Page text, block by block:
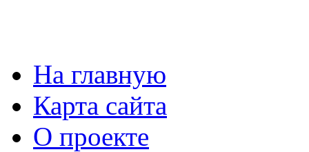
На главную
Карта сайта
О проекте